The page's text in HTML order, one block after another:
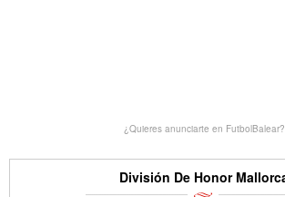
¿Quieres anunciarte en FutbolBalear?
División De Honor